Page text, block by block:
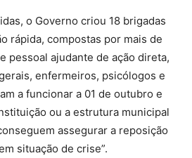
o Governo criou 18 brigadas
rápida, compostas por mais de
pessoal ajudante de ação direta,
enfermeiros, psicólogos e
a funcionar a 01 de outubro e
ou a estrutura municipal
assegurar a reposição
situação de crise”.